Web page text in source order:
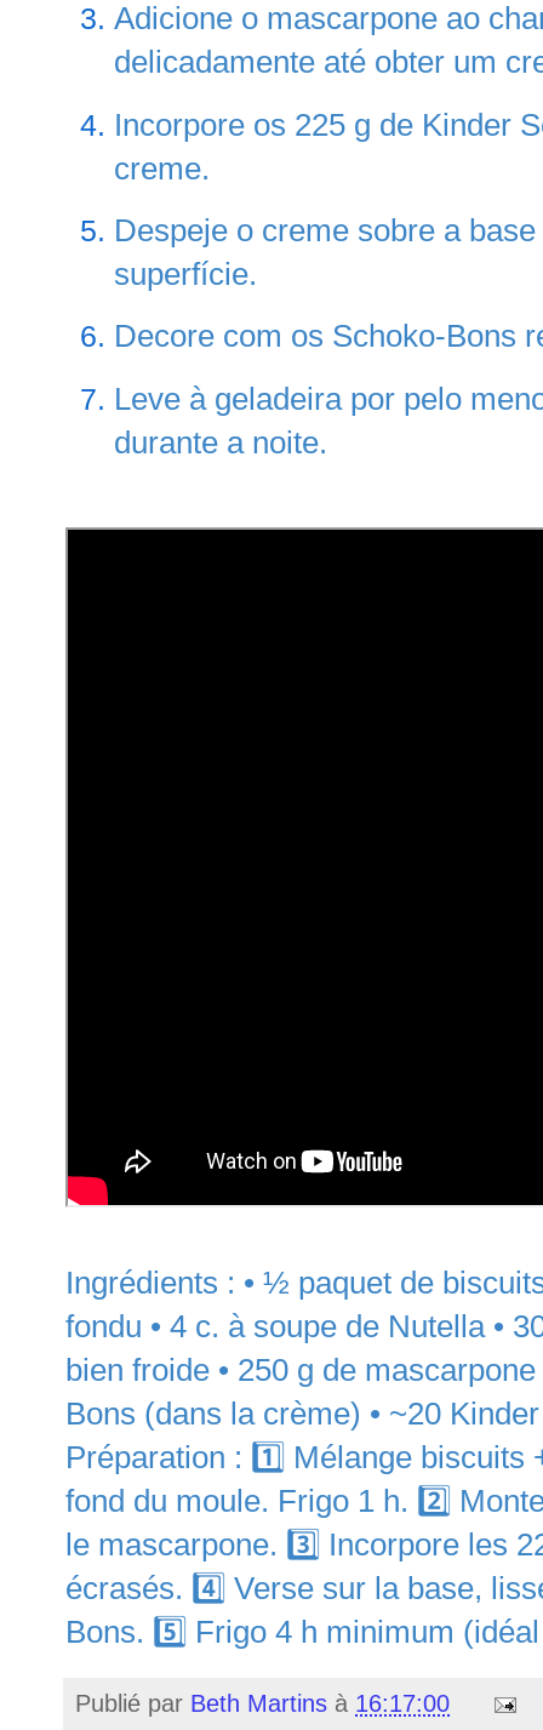
Adicione o mascarpone ao
delicadamente até obter um
Incorpore os 225 g de Kinder
creme.
Despeje o creme sobre a
superfície.
Decore com os Schoko-Bons
Leve à geladeira por pelo
durante a noite.
Ingrédients : • ½ paquet de
fondu • 4 c. à soupe de Nutella •
bien froide • 250 g de
Bons (dans la crème) • ~20
Préparation : 1️⃣ Mélange biscuits
fond du moule. Frigo 1 h. 2️⃣
le mascarpone. 3️⃣ Incorpore les
écrasés. 4️⃣ Verse sur la base,
Bons. 5️⃣ Frigo 4 h minimum
Publié par Beth Martins à 16:17:00